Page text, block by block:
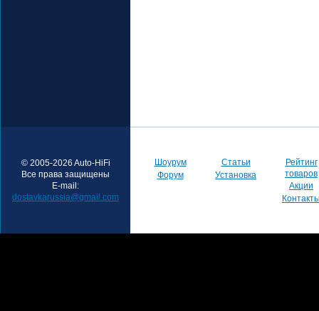
© 2005-2026 Auto-HiFi
Все права защищены
E-mail:
dostavkarussia@gmail.com
Шоурум
Форум
Статьи
Установка
Рейтинг
товаров
Акции